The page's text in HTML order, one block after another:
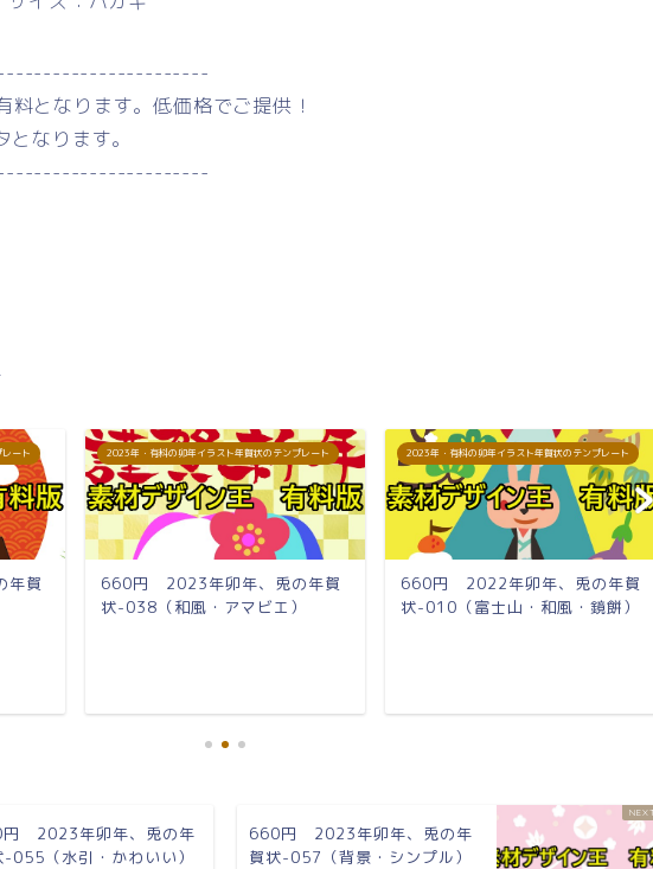
料となります。低価格でご提供！
なります。
ート
年賀
2023年・有料の卯年イラスト年賀状のテンプレート
660円 2023年卯年、兎の年賀
状-038（和風・アマビエ）
2023年・有料の卯年イラスト年賀状のテンプレート
660円 2022年卯年、兎の年賀
状-010（富士山・和風・鏡餅）
2023年卯年、兎の年
-055（水引・かわいい）
660円 2023年卯年、兎の年
賀状-057（背景・シンプル）